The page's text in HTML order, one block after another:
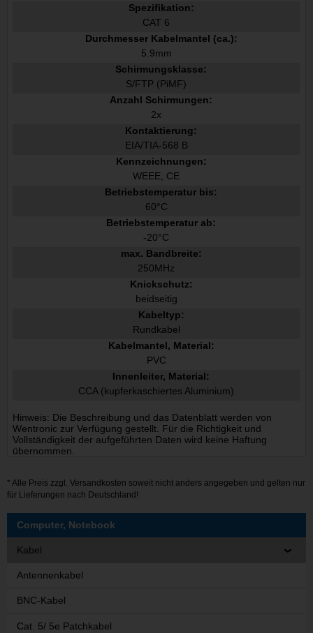
Spezifikation:
CAT 6
Durchmesser Kabelmantel (ca.):
5.9mm
Schirmungsklasse:
S/FTP (PiMF)
Anzahl Schirmungen:
2x
Kontaktierung:
EIA/TIA-568 B
Kennzeichnungen:
WEEE, CE
Betriebstemperatur bis:
60°C
Betriebstemperatur ab:
-20°C
max. Bandbreite:
250MHz
Knickschutz:
beidseitig
Kabeltyp:
Rundkabel
Kabelmantel, Material:
PVC
Innenleiter, Material:
CCA (kupferkaschiertes Aluminium)
Hinweis: Die Beschreibung und das Datenblatt werden von
Wentronic zur Verfügung gestellt. Für die Richtigkeit und
Vollständigkeit der aufgeführten Daten wird keine Haftung
übernommen.
* Alle Preis zzgl. Versandkosten soweit nicht anders angegeben und gelten nur
für Lieferungen nach Deutschland!
Computer, Notebook
Kabel
Antennenkabel
BNC-Kabel
Cat. 5/ 5e Patchkabel